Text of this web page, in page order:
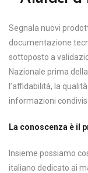
Segnala nuovi
documentazione
sottoposto a
Nazionale prima
l’affidabilità, la
informazioni
La conoscenza è il
Insieme possiamo
italiano dedicato ai